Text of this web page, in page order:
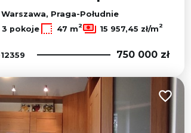
Warszawa, Praga-Południe
3 pokoje 47 m2 15 957,45 zł/m2
750 000 zł
Dodaj